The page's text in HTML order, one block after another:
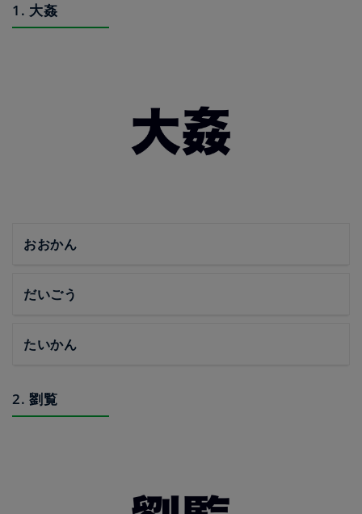
1. 大姦
おおかん
だいごう
たいかん
2. 劉覧